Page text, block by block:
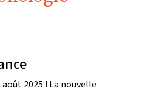
2025 ! La nouvelle